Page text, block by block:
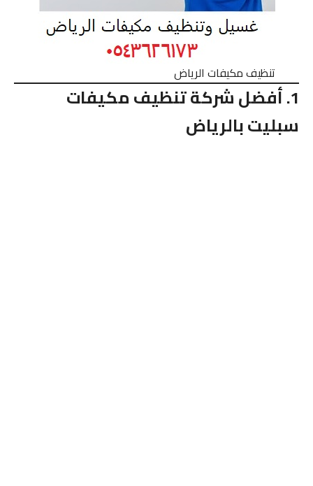
تنظيف مكيفات الرياض
1. أفضل شركة تنظيف مكيفات
سبليت بالرياض